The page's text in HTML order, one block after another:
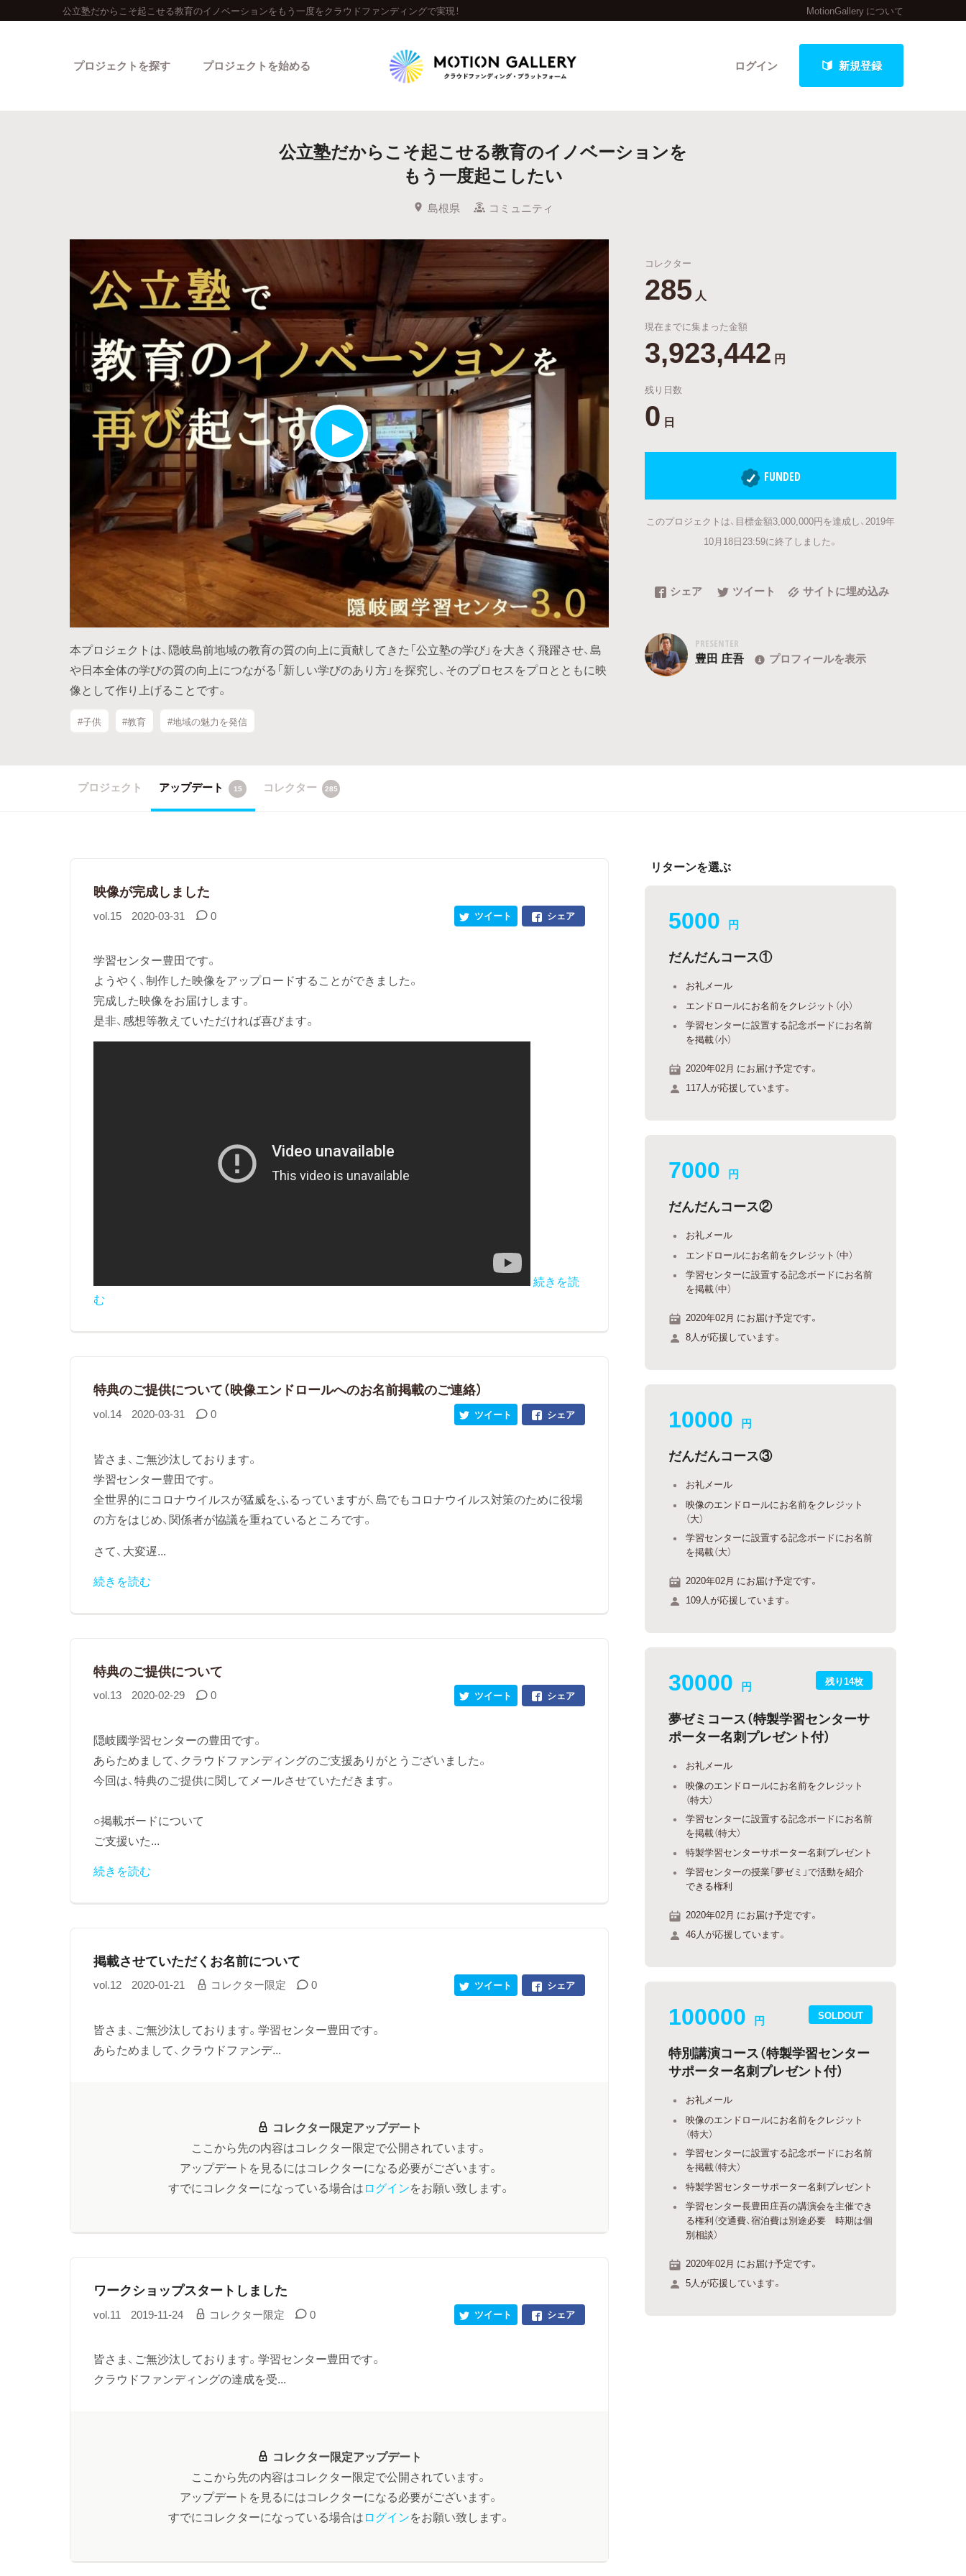
公立塾だからこそ起こせる教育のイノベーションをもう一度をクラウドファンディングで実現！ MotionGallery について
ログイン 新規登録
プロジェクトを探す
人気のプロジェクト 新着プロジェクト 終了間近のプロジェクト
Feature
カテゴリーから探す タグから探す キュレーターから探す 特集から探す
Legendary
最新達成プロジェクト 調達額が大きいプロジェクト
プロジェクトを始める
公立塾だからこそ起こせる教育のイノベーションを
もう一度起こしたい
島根県 コミュニティ
本プロジェクトは、隠岐島前地域の教育の質の向上に貢献してきた「公立塾の学び」を大きく飛躍させ、島
や日本全体の学びの質の向上につながる「新しい学びのあり方」を探究し、そのプロセスをプロとともに映
像として作り上げることです。
#子供 #教育 #地域の魅力を発信
コレクター
285 人
現在までに集まった金額
3,923,442 円
残り日数
0 日
FUNDED
このプロジェクトは、目標金額3,000,000円を達成し、2019年
10月18日23:59に終了しました。
シェア ツイート サイトに埋め込み
PRESENTER
豊田 庄吾 プロフィールを表示
プロジェクト アップデート 15 コレクター 285
映像が完成しました
vol.15 2020-03-31 0 シェア
ツイート
学習センター豊田です。
ようやく、制作した映像をアップロードすることができました。
完成した映像をお届けします。
是非、感想等教えていただければ喜びます。
続きを読
む
特典のご提供について（映像エンドロールへのお名前掲載のご連絡）
vol.14 2020-03-31 0 シェア
ツイート
皆さま、ご無沙汰しております。
学習センター豊田です。
全世界的にコロナウイルスが猛威をふるっていますが、島でもコロナウイルス対策のために役場
の方をはじめ、関係者が協議を重ねているところです。
さて、大変遅...
続きを読む
特典のご提供について
vol.13 2020-02-29 0 シェア
ツイート
隠岐國学習センターの豊田です。
あらためまして、クラウドファンディングのご支援ありがとうございました。
今回は、特典のご提供に関してメールさせていただきます。
○掲載ボードについて
ご支援いた...
続きを読む
掲載させていただくお名前について
vol.12 2020-01-21 コレクター限定 0 シェア
ツイート
皆さま、ご無沙汰しております。学習センター豊田です。
あらためまして、クラウドファンデ...
コレクター限定アップデート
ここから先の内容はコレクター限定で公開されています。
アップデートを見るにはコレクターになる必要がございます。
すでにコレクターになっている場合はログインをお願い致します。
ワークショップスタートしました
vol.11 2019-11-24 コレクター限定 0 シェア
ツイート
皆さま、ご無沙汰しております。学習センター豊田です。
クラウドファンディングの達成を受...
コレクター限定アップデート
ここから先の内容はコレクター限定で公開されています。
アップデートを見るにはコレクターになる必要がございます。
すでにコレクターになっている場合はログインをお願い致します。
リターンを選ぶ
5000 円
だんだんコース①
お礼メール
エンドロールにお名前をクレジット（小）
学習センターに設置する記念ボードにお名前
を掲載（小）
2020年02月 にお届け予定です。
117人が応援しています。
7000 円
だんだんコース②
お礼メール
エンドロールにお名前をクレジット（中）
学習センターに設置する記念ボードにお名前
を掲載（中）
2020年02月 にお届け予定です。
8人が応援しています。
10000 円
だんだんコース③
お礼メール
映像のエンドロールにお名前をクレジット
（大）
学習センターに設置する記念ボードにお名前
を掲載（大）
2020年02月 にお届け予定です。
109人が応援しています。
残り14枚
30000 円
夢ゼミコース（特製学習センターサ
ポーター名刺プレゼント付）
お礼メール
映像のエンドロールにお名前をクレジット
（特大）
学習センターに設置する記念ボードにお名前
を掲載（特大）
特製学習センターサポーター名刺プレゼント
学習センターの授業「夢ゼミ」で活動を紹介
できる権利
2020年02月 にお届け予定です。
46人が応援しています。
SOLDOUT
100000 円
特別講演コース（特製学習センター
サポーター名刺プレゼント付）
お礼メール
映像のエンドロールにお名前をクレジット
（特大）
学習センターに設置する記念ボードにお名前
を掲載（特大）
特製学習センターサポーター名刺プレゼント
学習センター長豊田庄吾の講演会を主催でき
る権利（交通費、宿泊費は別途必要 時期は個
別相談）
2020年02月 にお届け予定です。
5人が応援しています。